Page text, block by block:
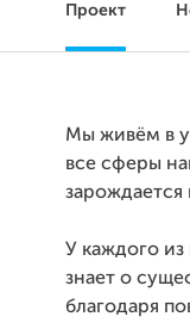
Проект
Мы живём в
все сферы
зарождается
У каждого
знает о
благодаря